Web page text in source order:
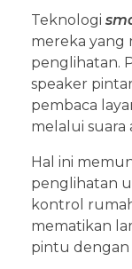
Teknologi
mereka yang
penglihatan.
speaker
pembaca
melalui suara
Hal ini
penglihatan
kontrol
mematikan
pintu dengan